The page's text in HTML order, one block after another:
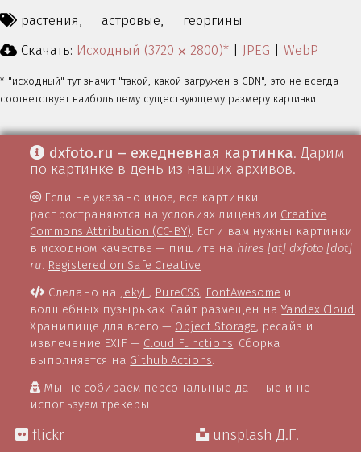
растения,
астровые,
георгины
Скачать: Исходный (3720 ⨉ 2800)* | JPEG | WebP
* "исходный" тут значит "такой, какой загружен в CDN", это не всегда
соответствует наибольшему существующему размеру картинки.
dxfoto.ru – ежедневная картинка. Дарим
по картинке в день из наших архивов.
Если не указано иное, все картинки
распространяются на условиях лицензии Creative
Commons Attribution (CC-BY) . Если вам нужны картинки
в исходном качестве — пишите на hires [at] dxfoto [dot]
ru Registered on Safe Creative
Сделано на Jekyll, PureCSS, FontAwesome и
волшебных пузырьках. Сайт размещён наYandex Cloud
Хранилище для всего — Object Storage, ресайз и
извлечение EXIF — Cloud Functions . Сборка
выполняется на Github Actions
Мы не собираем персональные данные и не
используем трекеры.
flickr unsplash Д.Г.